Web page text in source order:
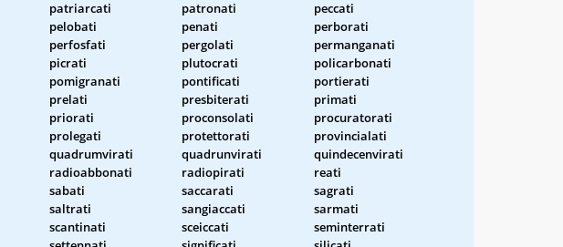
patriarcati patronati
peccati
pelobati penati
perborati
perfosfati pergolati
permanganati
picrati plutocrati
policarbonati
pomigranati pontificati
portierati
prelati presbiterati
primati
priorati proconsolati
procuratorati
prolegati protettorati
provincialati
quadrumvirati quadrunvirati
quindecenvirati
radioabbonati radiopirati
reati
sabati saccarati
sagrati
saltrati sangiaccati
sarmati
scantinati sceiccati
seminterrati